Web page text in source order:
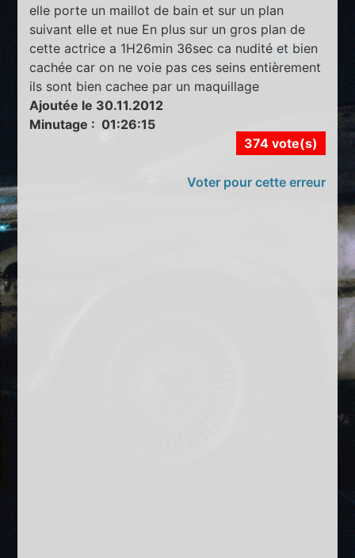
elle porte un maillot de bain et sur un plan
suivant elle et nue En plus sur un gros plan de
cette actrice a 1H26min 36sec ca nudité et bien
cachée car on ne voie pas ces seins entièrement
ils sont bien cachee par un maquillage
Ajoutée le 30.11.2012
Minutage : 01:26:15
374 vote(s)
Voter pour cette erreur